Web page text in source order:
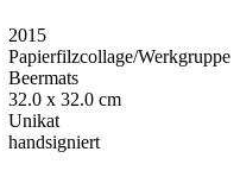
2015
Papierfilzcollage/Werkgruppe
Beermats
32.0 x 32.0 cm
Unikat
handsigniert